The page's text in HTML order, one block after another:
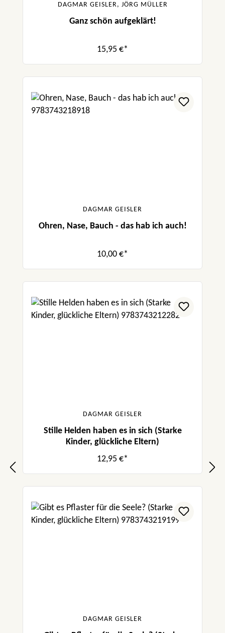
DAGMAR GEISLER, JÖRG MÜLLER
Ganz schön aufgeklärt!
15,95 €*
DAGMAR GEISLER
Ohren, Nase, Bauch - das hab ich auch!
10,00 €*
DAGMAR GEISLER
Stille Helden haben es in sich (Starke
Kinder, glückliche Eltern)
12,95 €*
DAGMAR GEISLER